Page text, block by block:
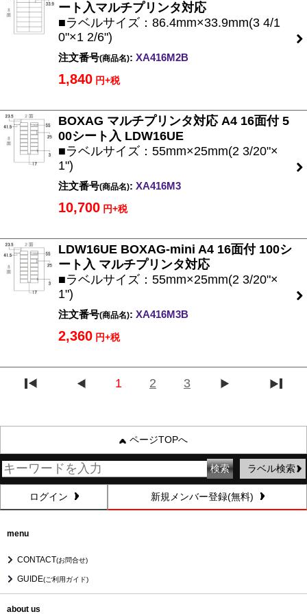
ート入マルチプリンタ対応
■ラベルサイズ：86.4mm×33.9mm(3 4/1
0"×1 2/6")
注文番号(商品名): XA416M2B
1,840 円+税
BOXAG マルチプリンタ対応 A4 16面付 5
00シート入 LDW16UE
■ラベルサイズ：55mm×25mm(2 3/20"×
1")
注文番号(商品名): XA416M3
10,700 円+税
LDW16UE BOXAG-mini A4 16面付 100シ
ート入 マルチプリンタ対応
■ラベルサイズ：55mm×25mm(2 3/20"×
1")
注文番号(商品名): XA416M3B
2,360 円+税
1 2 3
ページTOPへ
ラベル検索
ログイン 新規メンバー登録(無料)
menu
CONTACT(お問合せ)
GUIDE(ご利用ガイド)
about us